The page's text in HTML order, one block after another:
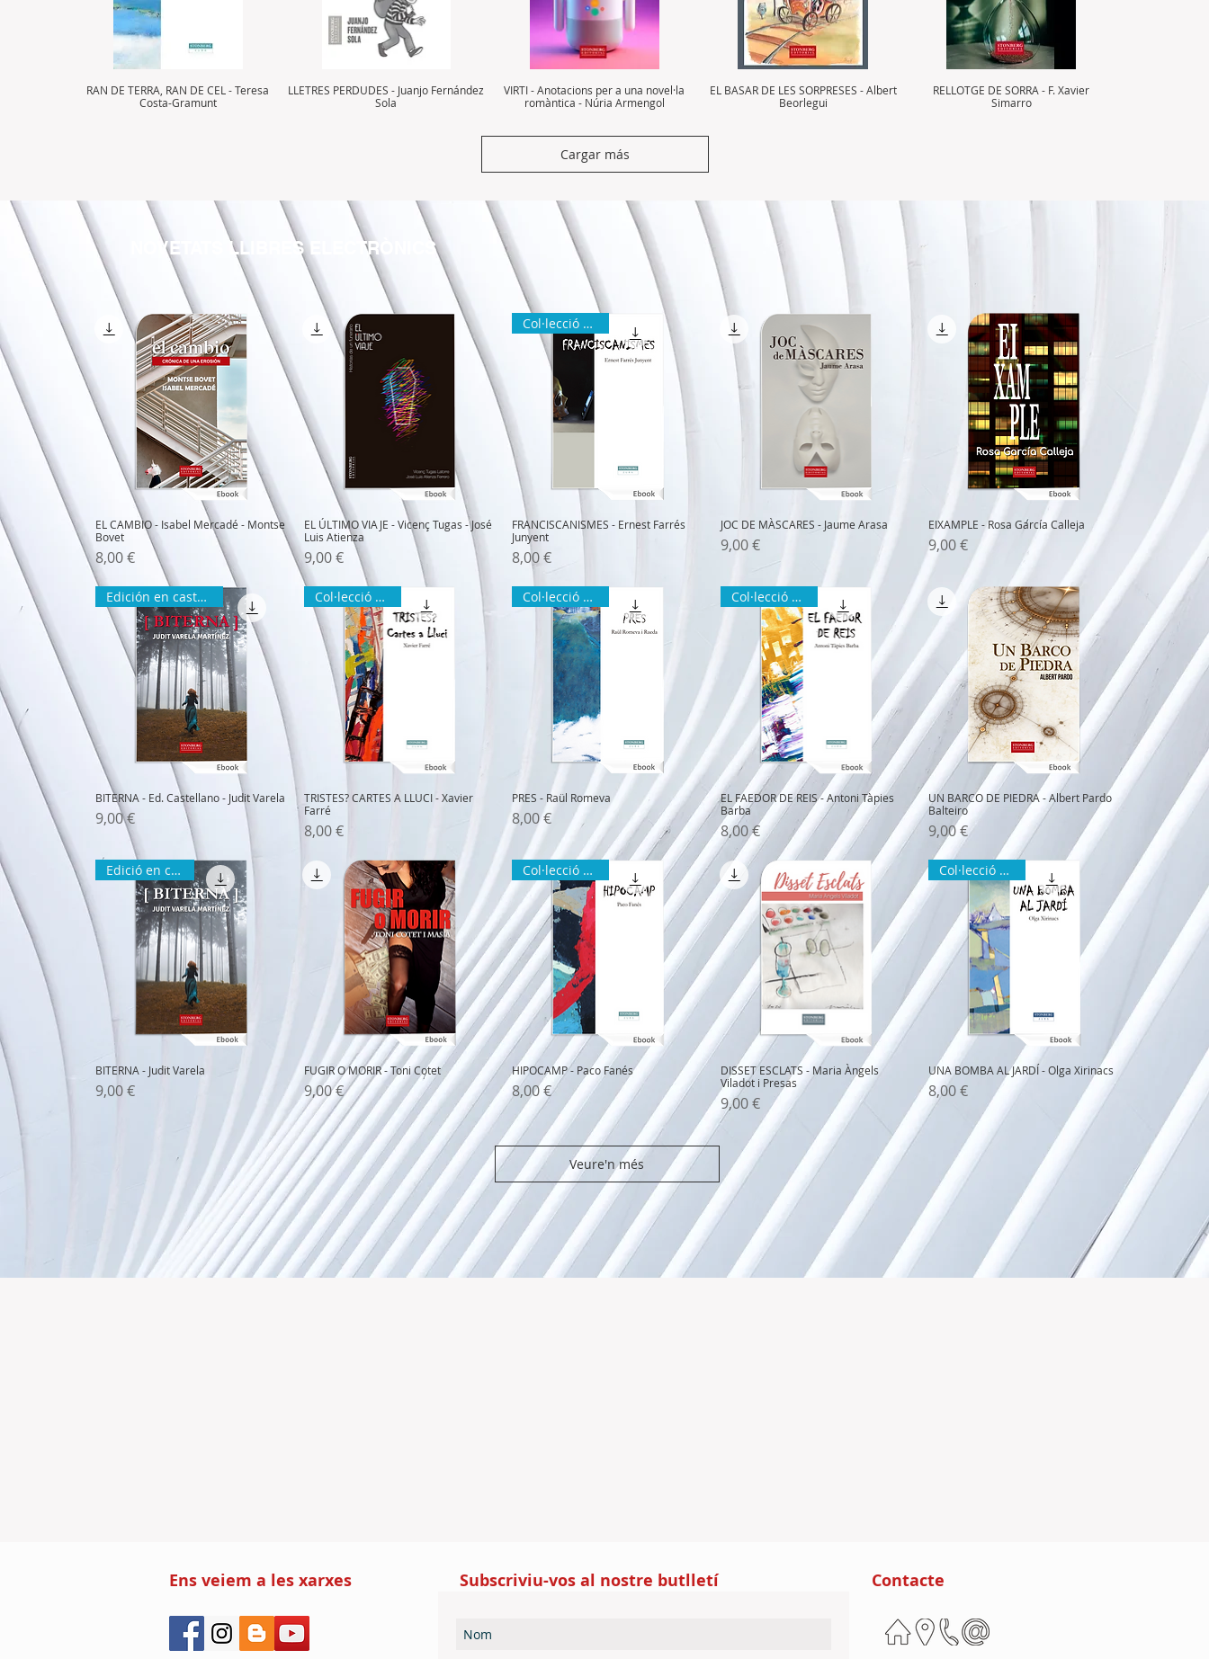
RAN DE TERRA, RAN DE CEL - Teresa
Costa-Gramunt
LLETRES PERDUDES - Juanjo Fernández
Sola
VIRTI - Anotacions per a una novel·la
romàntica - Núria Armengol
EL BASAR DE LES SORPRESES - Albert
Beorlegui
RELLOTGE DE SORRA - F. Xavier
Simarro
Cargar más
NOVETATS LLIBRES ELECTRÒNICS
EL CAMBIO - Isabel Mercadé - Montse
Bovet
Precio
8,00 €
EL ÚLTIMO VIAJE - Vicenç Tugas - José
Luis Atienza
Precio
9,00 €
Col·lecció ZURA
FRANCISCANISMES - Ernest Farrés
Junyent
Precio
8,00 €
JOC DE MÀSCARES - Jaume Arasa
Precio
9,00 €
EIXAMPLE - Rosa García Calleja
Precio
9,00 €
Edición en castellano
BITERNA - Ed. Castellano - Judit Varela
Precio
9,00 €
Col·lecció ZURA
TRISTES? CARTES A LLUCI - Xavier
Farré
Precio
8,00 €
Col·lecció ZURA
PRES - Raül Romeva
Precio
8,00 €
Col·lecció ZURA
EL FAEDOR DE REIS - Antoni Tàpies
Barba
Precio
8,00 €
UN BARCO DE PIEDRA - Albert Pardo
Balteiro
Precio
9,00 €
Edició en català
BITERNA - Judit Varela
Precio
9,00 €
FUGIR O MORIR - Toni Cotet
Precio
9,00 €
Col·lecció ZURA
HIPOCAMP - Paco Fanés
Precio
8,00 €
DISSET ESCLATS - Maria Àngels
Viladot i Presas
Precio
9,00 €
Col·lecció ZURA
UNA BOMBA AL JARDÍ - Olga Xirinacs
Precio
8,00 €
Veure'n més
Ens veiem a les xarxes Subscriviu-vos al nostre butlletí Contacte